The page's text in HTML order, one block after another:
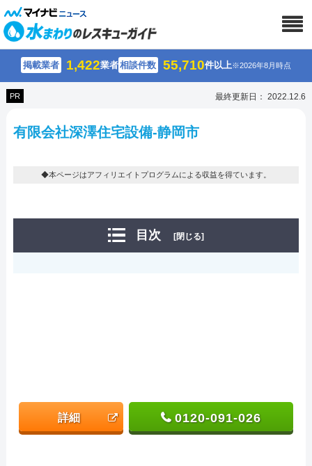
掲載業者 1,422業者相談件数 55,710件以上※2026年8月時点
PR 最終更新日： 2022.12.6
有限会社深澤住宅設備-静岡市
◆本ページはアフィリエイトプログラムによる収益を得ています。
目次 [閉じる]
詳細 0120-091-026